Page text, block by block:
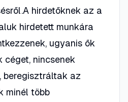
hirdetőknek az a
hirdetett munkára
ugyanis ők
céget, nincsenek
beregisztráltak az
minél több